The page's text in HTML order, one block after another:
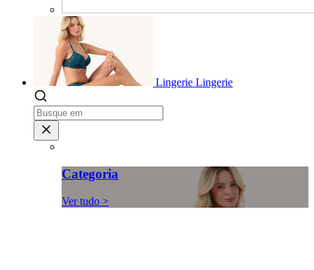
Lingerie Lingerie
Categoria
Ver tudo >